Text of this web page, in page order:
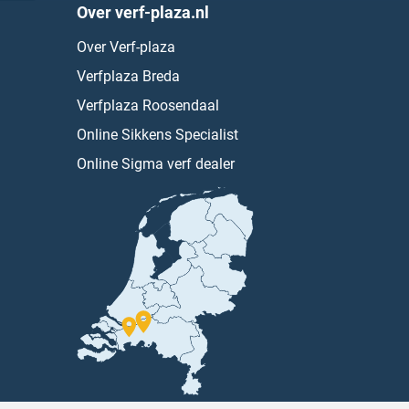
Over verf-plaza.nl
Over Verf-plaza
Verfplaza Breda
Verfplaza Roosendaal
Online Sikkens Specialist
Online Sigma verf dealer